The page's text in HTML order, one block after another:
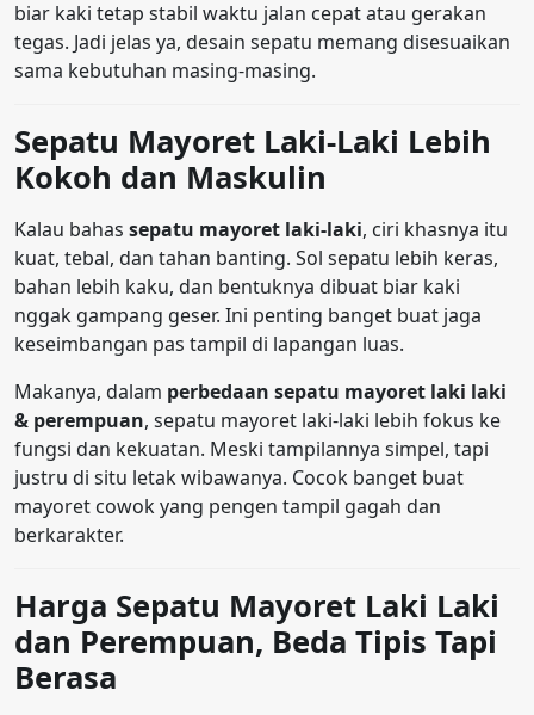
biar kaki tetap stabil waktu jalan cepat atau gerakan
tegas. Jadi jelas ya, desain sepatu memang disesuaikan
sama kebutuhan masing-masing.
Sepatu Mayoret Laki-Laki Lebih
Kokoh dan Maskulin
Kalau bahas sepatu mayoret laki-laki, ciri khasnya itu
kuat, tebal, dan tahan banting. Sol sepatu lebih keras,
bahan lebih kaku, dan bentuknya dibuat biar kaki
nggak gampang geser. Ini penting banget buat jaga
keseimbangan pas tampil di lapangan luas.
Makanya, dalam perbedaan sepatu mayoret laki laki
& perempuan, sepatu mayoret laki-laki lebih fokus ke
fungsi dan kekuatan. Meski tampilannya simpel, tapi
justru di situ letak wibawanya. Cocok banget buat
mayoret cowok yang pengen tampil gagah dan
berkarakter.
Harga Sepatu Mayoret Laki Laki
dan Perempuan, Beda Tipis Tapi
Berasa